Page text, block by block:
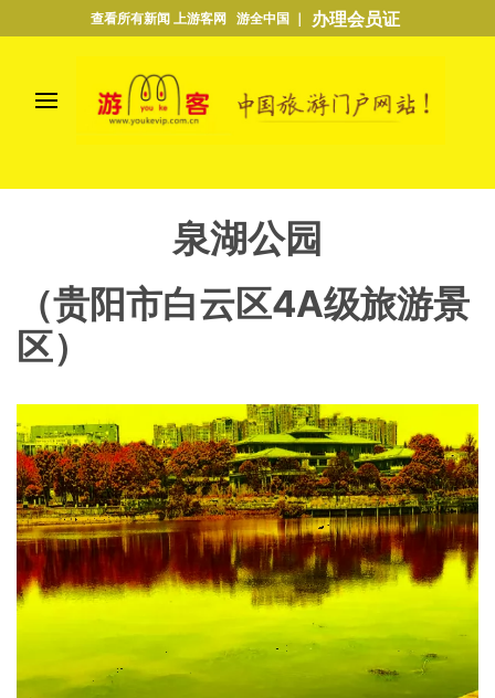
查看所有新闻 上游客网 游全中国 ｜ 办理会员证
泉湖公园
（贵阳市白云区4A级旅游景
区）